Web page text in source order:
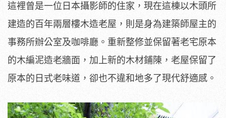
這裡曾是一位日本攝影師的住家，現在這棟以木頭所
建造的百年兩層樓木造老屋，則是身為建築師屋主的
事務所辦公室及咖啡廳。重新整修並保留著老宅原本
的木編泥造老牆面，加上新的木材鋪陳，老屋保留了
原本的日式老味道，卻也不違和地多了現代舒適感。